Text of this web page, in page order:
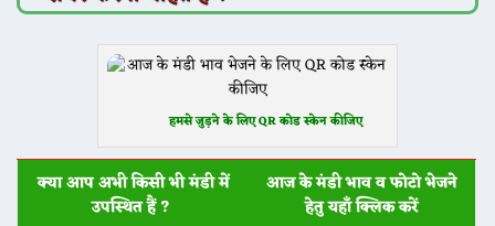
हमसे जुड़ने के लिए QR कोड स्केन कीजिए
क्या आप अभी किसी भी मंडी में
उपस्थित हैं ?
आज के मंडी भाव व फोटो भेजने
हेतु यहाँ क्लिक करें